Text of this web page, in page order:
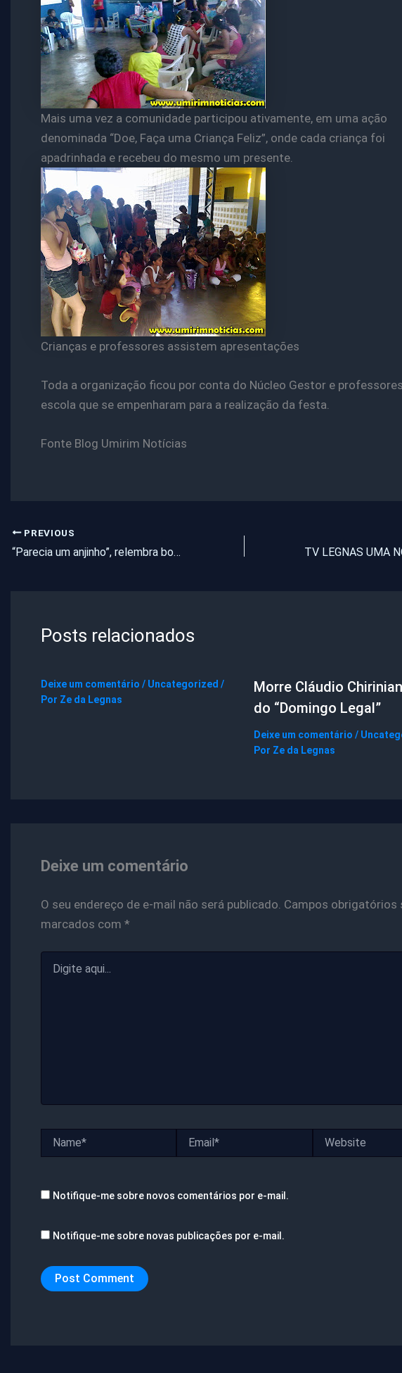
Mais uma vez a comunidade participou ativamente, em uma ação
denominada “Doe, Faça uma Criança Feliz”, onde cada criança foi
apadrinhada e recebeu do mesmo um presente.
Crianças e professores assistem apresentações
Toda a organização ficou por conta do Núcleo Gestor e
escola que se empenharam para a realização da festa.
Fonte Blog Umirim Notícias
PREVIOUS
“Parecia um anjinho”, relembra bombeiro que resgatou bebê abandonado em Campo Grande
Posts relacionados
Deixe um comentário / Uncategorized /
Por Ze da Legnas
Morre Cláudio
do “Domingo Legal”
Deixe um comentário /
Por Ze da Legnas
Deixe um comentário
O seu endereço de e-mail não será publicado. Campos obrigatórios
marcados com *
aqui...
Notifique-me sobre novos comentários por e-mail.
Notifique-me sobre novas publicações por e-mail.